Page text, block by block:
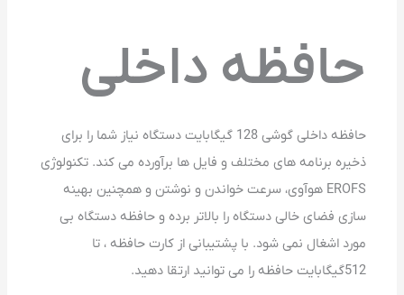
حافظه داخلی
حافظه داخلی گوشی 128 گیگابایت دستگاه نیاز شما را برای
ذخیره برنامه های مختلف و فایل ها برآورده می کند. تکنولوژی
EROFS هوآوی، سرعت خواندن و نوشتن و همچنین بهینه
سازی فضای خالی دستگاه را بالاتر برده و حافظه دستگاه بی
مورد اشغال نمی شود. با پشتیبانی از کارت حافظه ، تا
512گیگابایت حافظه را می توانید ارتقا دهید.